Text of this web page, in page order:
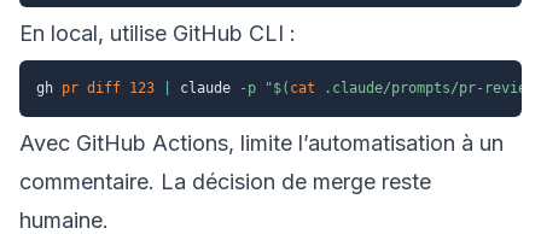
En local, utilise GitHub CLI :
gh pr diff 123 claude -p "$( cat .claude/prompts/pr-
Avec GitHub Actions, limite l’automatisation à un
commentaire. La décision de merge reste
humaine.